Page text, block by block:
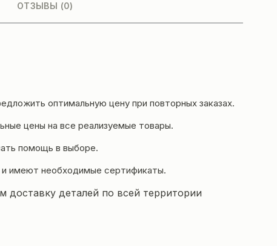
ОТЗЫВЫ (0)
оптимальную цену при повторных заказах.
цены на все реализуемые товары.
помощь в выборе.
имеют необходимые сертификаты.
доставку деталей по всей территории